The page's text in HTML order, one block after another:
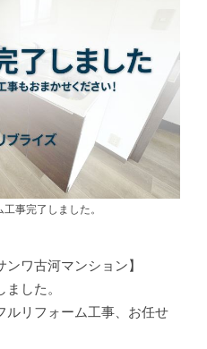
事完了しました。
ワ古河マンション】
した。
ルリフォーム工事、お任せ